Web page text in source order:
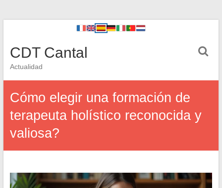
CDT Cantal
Actualidad
Cómo elegir una formación de
terapeuta holístico reconocida y
valiosa?